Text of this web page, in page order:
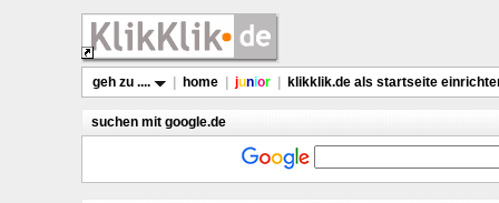
geh zu .... home junior klikklik.de als startseite
suchen mit google.de